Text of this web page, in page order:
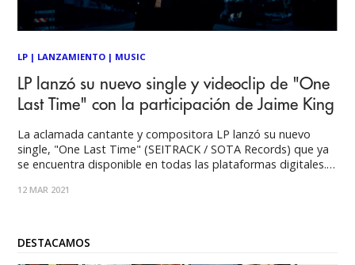
LP | LANZAMIENTO | MUSIC
LP lanzó su nuevo single y videoclip de "One
Last Time" con la participación de Jaime King
La aclamada cantante y compositora LP lanzó su nuevo
single, "One Last Time" (SEITRACK / SOTA Records) que ya
se encuentra disponible en todas las plataformas digitales.
y modelo Jaime King y se puede ver en el canal de YouTube
12 MAR 2021
DESTACAMOS